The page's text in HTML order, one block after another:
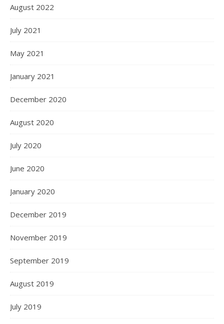
August 2022
July 2021
May 2021
January 2021
December 2020
August 2020
July 2020
June 2020
January 2020
December 2019
November 2019
September 2019
August 2019
July 2019